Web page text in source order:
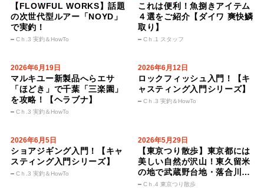
【FLOWFUL WORKS】話題
の次世代型ルアー「NOYD」
で実釣！
Cｈ.3 実釣＆HowTo
これは便利！魚捌きアイテム
４選をご紹介【ダイワ 爽快鱗
取り】
Cｈ.1 スタッフ
2026年6月19日
マルキユー新製品へらエサ
「ほどき」で千葉「三楽園」
を攻略！【ヘラブナ】
Cｈ.3 実釣＆HowTo
2026年6月12日
ロックフィッシュ入門！【キ
ャスティング入門シリーズ】
Cｈ.3 実釣＆HowTo
2026年6月5日
ショアジギング入門！【キャ
スティング入門シリーズ】
Cｈ.3 実釣＆HowTo
2026年5月29日
【東京つり散歩】東京都には
美しい自然が沢山！東久留米
の地で武蔵野台地・落合川の
自然の営みを学ぶ
Cｈ.4 東京つり散歩